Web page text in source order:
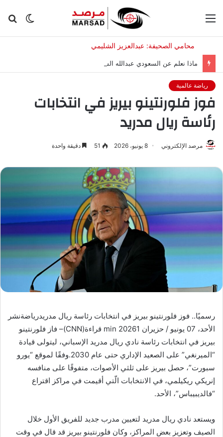
الوضع
رياضة عالمية
فوز فلورنتينو بيريز في انتخابات
رئاسة ريال مدريد
مرصد الإلكتروني 8 يونيو، 2026 51 دقيقة واحدة
رسميًا.. فوز فلورنتينو بيريز في انتخابات رئاسة ريال مدريدرياضةنشر
الأحد، 07 يونيو / حزيران 20261 min قراءة(CNN)– فاز فلورنتينو
بيريز في انتخابات رئاسة نادي ريال مدريد الإسباني، ليتولى قيادة
“الميرنغي” على الصعيد الإداري حتى عام 2030.وفقًا لموقع “يورو
سبورت”، حصل بيريز على ثلثي الأصوات، متفوقًا على منافسه
إنريكي ريكيلمي، في الانتخابات الّتي أقيمت في مراكز اقتراع
“فالديبيباس”، الأحد.
ويستعد نادي ريال مدريد لتعيين مدرب جديد للفريق الأول خلال
الصيف وتعزيز بعض المراكز، وكان فلورنتينو بيريز قد قال في وقت